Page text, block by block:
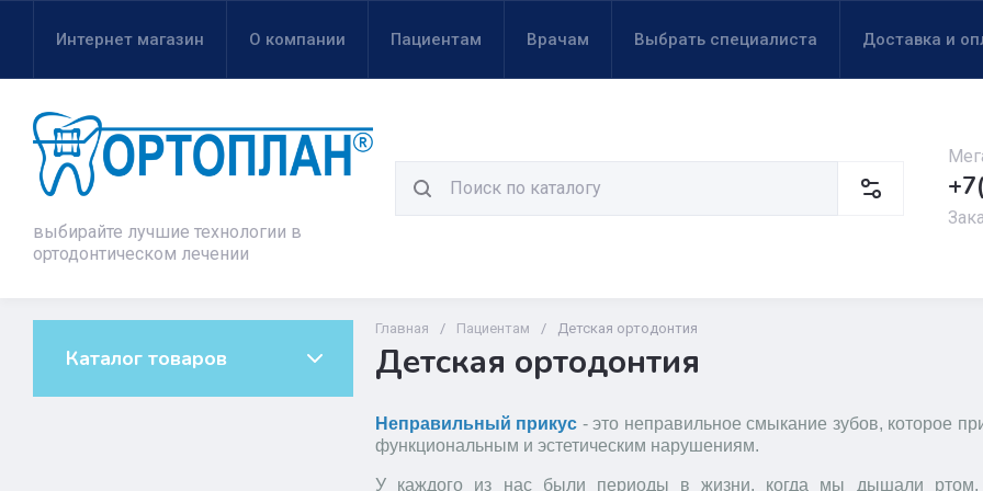
Интернет магазин О компании Пациентам Врачам Выбрать специалиста Доставка и
выбирайте лучшие технологии в
ортодонтическом лечении
Каталог товаров
Главная / Пациентам / Детская ортодонтия
Детская ортодонтия
Неправильный прикус - это неправильное смыкание зубов, которое
функциональным и эстетическим нарушениям.
У каждого из нас были периоды в жизни, когда мы дышали ртом,